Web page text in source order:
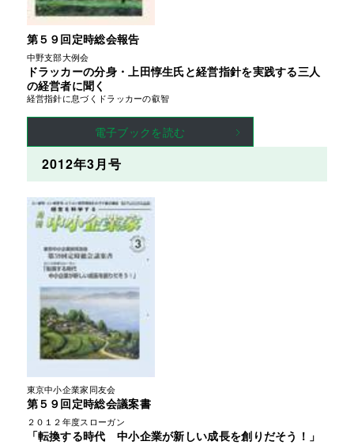
第５９回定時総会報告
中野支部大例会
ドラッカーの分身・上田惇生氏と経営指針を実践する三人
の経営者に聞く
経営指針に息づくドラッカーの叡智
電子ブックを読む
2012年3月号
東京中小企業家同友会
第５９回定時総会議案書
２０１２年度スローガン
「転換する時代 中小企業が新しい成長を創りだそう！」